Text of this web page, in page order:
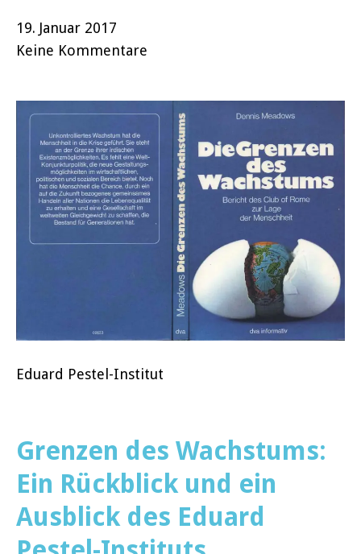
19. Januar 2017
Keine Kommentare
Eduard Pestel-Institut
Grenzen des Wachstums:
Ein Rückblick und ein
Ausblick des Eduard